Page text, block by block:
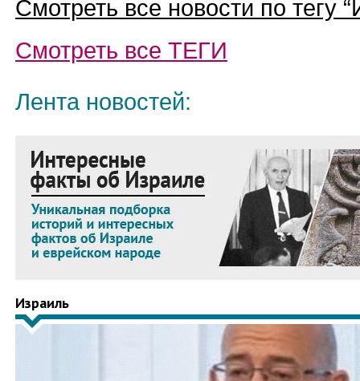
Смотреть все новости по тегу “
Смотреть все ТЕГИ
Лента новостей:
Израиль